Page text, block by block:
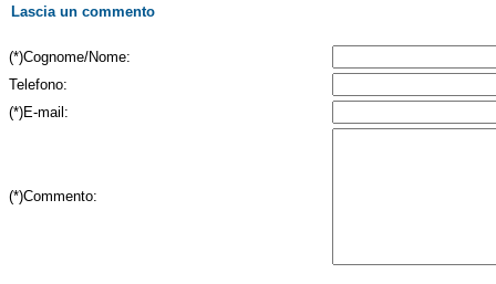
Lascia un commento
(*)Cognome/Nome:
Telefono:
(*)E-mail:
(*)Commento: